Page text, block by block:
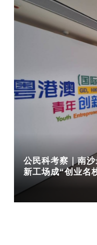
公民科考察｜南
新工场成“创业名